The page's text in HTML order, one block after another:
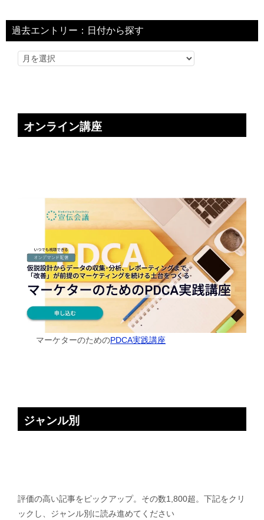
過去エントリー：日付から探す
オンライン講座
マーケターのためのPDCA実践講座
ジャンル別
評価の高い記事をピックアップ。その数1,800超。下記をクリ
ックし、ジャンル別に読み進めてください